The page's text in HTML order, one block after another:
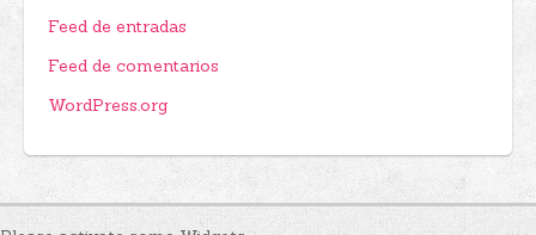
Feed de entradas
Feed de comentarios
WordPress.org